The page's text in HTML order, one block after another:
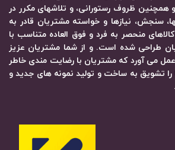
ظروف رستورانی، و تلاشهای مکرر در
سنجش، نیازها و خواسته مشتریان قادر به
منحصر به فرد و فوق العاده متناسب با
طراحی شده است. و از شما مشتریان عزیز
می آورد که مشتریان با رضایت مندی خاطر
را تشویق به ساخت و تولید نمونه های جدید و